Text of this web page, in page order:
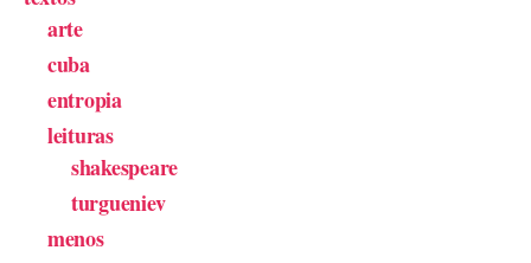
arte
cuba
entropia
leituras
shakespeare
turgueniev
menos